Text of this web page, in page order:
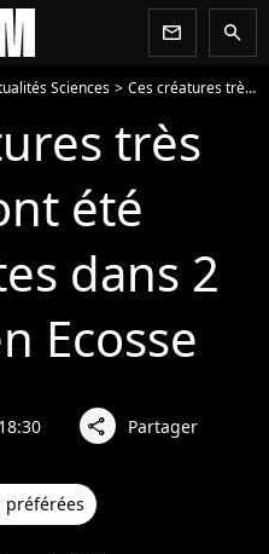
newsletter search
Sciences Ces créatures très rares ont été découvertes dans 2 grottes en Ecosse
très
été
dans 2
Ecosse
share Partager
préférées